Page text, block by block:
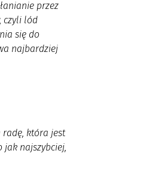
przez
czyli lód
się do
najbardziej
która jest
jak najszybciej,